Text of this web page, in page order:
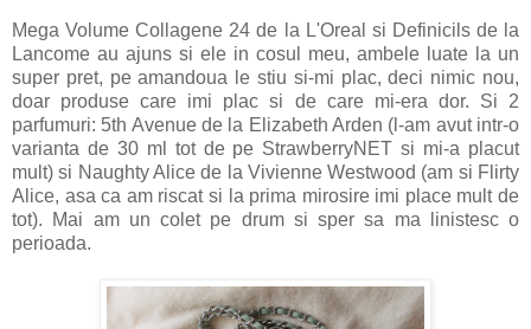
Mega Volume Collagene 24 de la L'Oreal si Definicils de la
Lancome au ajuns si ele in cosul meu, ambele luate la un
super pret, pe amandoua le stiu si-mi plac, deci nimic nou,
doar produse care imi plac si de care mi-era dor. Si 2
parfumuri: 5th Avenue de la Elizabeth Arden (l-am avut intr-o
varianta de 30 ml tot de pe StrawberryNET si mi-a placut
mult) si Naughty Alice de la Vivienne Westwood (am si Flirty
Alice, asa ca am riscat si la prima mirosire imi place mult de
tot). Mai am un colet pe drum si sper sa ma linistesc o
perioada.